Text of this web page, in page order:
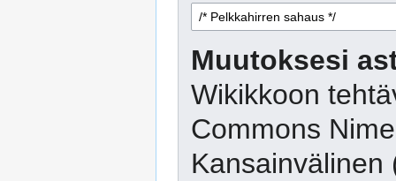
Muutoksesi
Wikikkoon
Commons
Kansainvälinen